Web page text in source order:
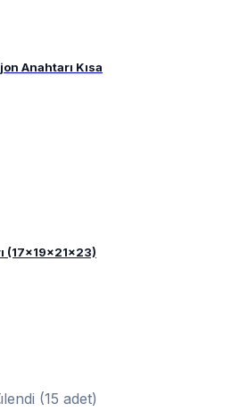
Anahtarı Kısa
(17x19x21x23)
(15 adet)